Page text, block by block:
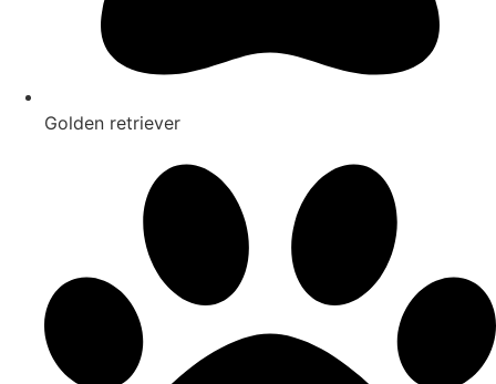
Golden retriever